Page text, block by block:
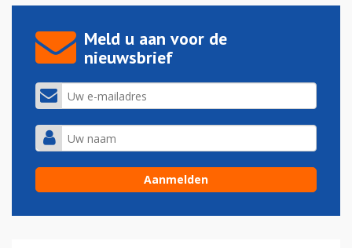
Meld u aan voor de
nieuwsbrief